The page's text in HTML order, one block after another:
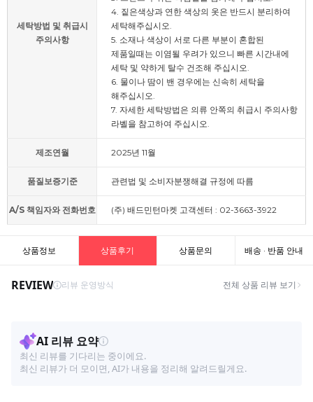
세탁방법 및 취급시
주의사항
4. 짙은색상과 연한 색상의 옷은 반드시 분리하여
세탁해주십시오.
5. 소재나 색상이 서로 다른 부분이 혼합된
제품일때는 이염될 우려가 있으니 빠른 시간내에
세탁 및 약하게 탈수 건조해 주십시오.
6. 물이나 땀이 밴 경우에는 신속히 세탁을
해주십시오.
7. 자세한 세탁방법은 의류 안쪽의 취급시 주의사항
라벨을 참고하여 주십시오.
제조연월 2025년 11월
품질보증기준 관련법 및 소비자분쟁해결 규정에 따름
A/S 책임자와 전화번호 (주) 배드민턴마켓 고객센터 : 02-3663-3922
상품정보 상품후기 상품문의 배송 · 반품 안내